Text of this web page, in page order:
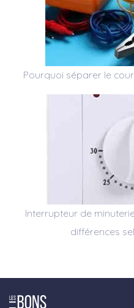
Pourquoi séparer le
Interrupteur de
différences